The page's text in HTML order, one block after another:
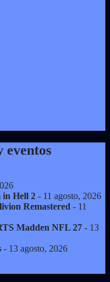
eventos
in Hell 2 - 11 agosto, 2026
Remastered - 11
Madden NFL 27 - 13
- 13 agosto, 2026